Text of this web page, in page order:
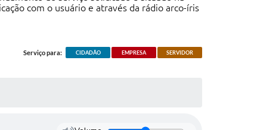
com o usuário e através da rádio arco-íris
Serviço para: CIDADÃO EMPRESA SERVIDOR